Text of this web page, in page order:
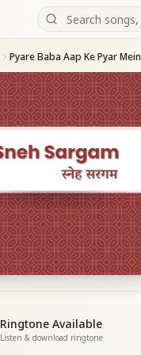
Pyare Baba Aap Ke Pyar Mein
Ringtone Available
Listen & download ringtone